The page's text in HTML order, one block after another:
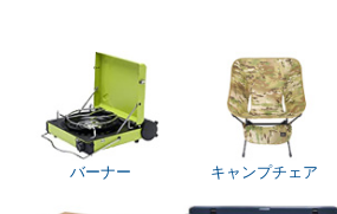
バーナー キャンプチェア